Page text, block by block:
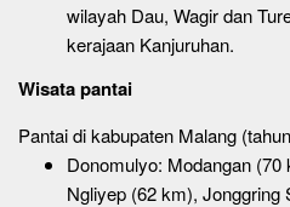
wilayah Dau, Wagir dan
kerajaan Kanjuruhan.
Wisata pantai
Pantai di kabupaten Malang
Donomulyo: Modangan
Ngliyep (62 km), Jonggring